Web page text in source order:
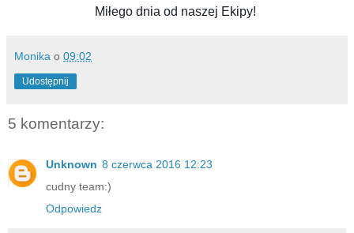
Miłego dnia od naszej Ekipy!
Monika o 09:02
Udostępnij
5 komentarzy:
Unknown 8 czerwca 2016 12:23
cudny team:)
Odpowiedz